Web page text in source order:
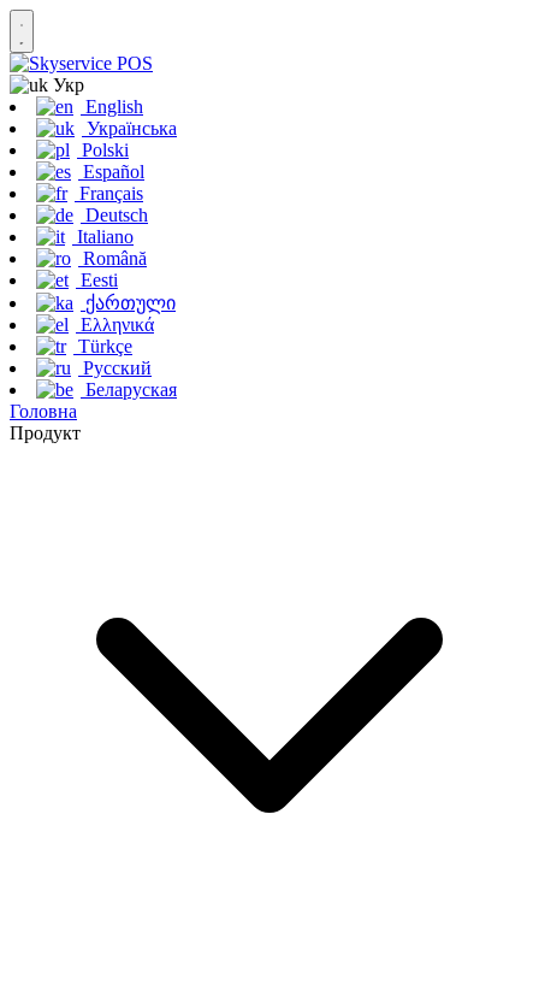
Укр
English
Українська
Polski
Español
Français
Deutsch
Italiano
Română
Eesti
ქართული
Ελληνικά
Türkçe
Русский
Беларуская
Головна
Продукт